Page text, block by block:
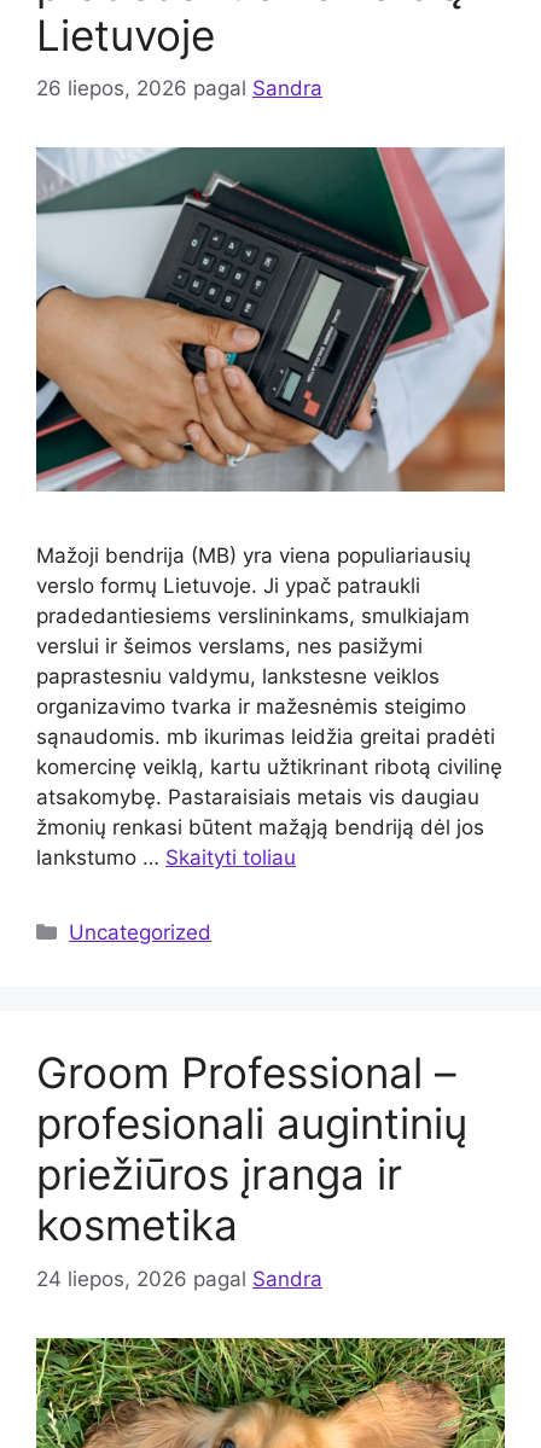
Lietuvoje
26 liepos, 2026 pagal Sandra
Mažoji bendrija (MB) yra viena populiariausių
verslo formų Lietuvoje. Ji ypač patraukli
pradedantiesiems verslininkams, smulkiajam
verslui ir šeimos verslams, nes pasižymi
paprastesniu valdymu, lankstesne veiklos
organizavimo tvarka ir mažesnėmis steigimo
sąnaudomis. mb ikurimas leidžia greitai pradėti
komercinę veiklą, kartu užtikrinant ribotą civilinę
atsakomybę. Pastaraisiais metais vis daugiau
žmonių renkasi būtent mažąją bendriją dėl jos
lankstumo … Skaityti toliau
Kategorijos
Uncategorized
Groom Professional –
profesionali augintinių
priežiūros įranga ir
kosmetika
24 liepos, 2026 pagal Sandra